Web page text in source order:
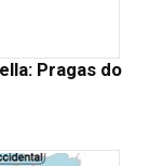
Pragas do